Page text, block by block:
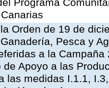
Programa
Orden de 19 de
Pesca y
a la
de Apoyo a las
las medidas I.1.1,